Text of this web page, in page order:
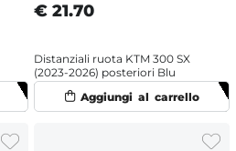
€ 21.70
Distanziali ruota KTM 300 SX
(2023-2026) posteriori Blu